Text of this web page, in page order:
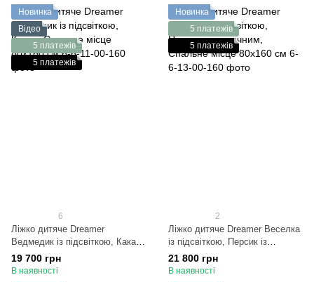
Новинка
Відео
5 платежів
5 платежів
6
Ліжко дитяче Dreamer
Ведмедик із підсвіткою, Какао,
Спальне місце 80х160 см
19 700 грн
В наявності
Новинка
5 платежів
5 платежів
2
Ліжко дитяче Dreamer Веселка
із підсвіткою, Персик із
молочним, Спальне місце
80х160 см
21 800 грн
В наявності